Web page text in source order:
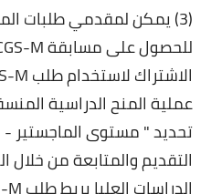
(3) يمكن لمقدمي طلبات
عملية المنح الدراسية
التقديم والمتابعة من